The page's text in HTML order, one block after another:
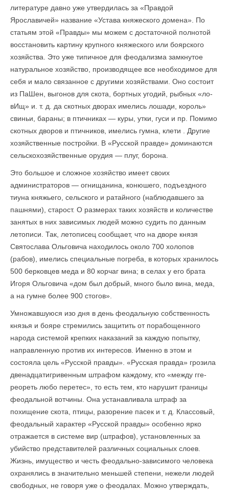
литературе давно уже утвердилась за «Правдой
Ярославичей» название «Устава княжеского домена». По
статьям этой «Правды» мы можем с достаточной полнотой
восстановить картину крупного княжеского или боярского
хозяйства. Это уже типичное для феодализма замкнутое
натуральное хозяйство, производящее все необходимое для
себя и мало связанное с другими хозяйствами. Оно состоит
из ПаШен, выгонов для скота, бортных угодий, рыбных «ло-
вИщ» и. т. д. да скотных дворах имелись лошади, король»
свиньи, бараны; в птичниках — куры, утки, гуси и пр. Помимо
скотных дворов и птичников, имелись гумна, клети . Другие
хозяйственные постройки. В «Русской правде» доминаются
сельскохозяйственные орудия — плуг, борона.
Это большое и сложное хозяйство имеет своих
администраторов — огнищанина, конюшего, подъездного
тиуна княжьего, сельского и ратайного (наблюдавшего за
пашнями), старост. О размерах таких хозяйств и количестве
занятых в них зависимых людей можно судить по данным
летописи. Так, летописец сообщает, что на дворе князя
Святослава Ольговича находилось около 700 холопов
(рабов), имелись специальные погреба, в которых хранилось
500 берковцев меда и 80 корчаг вина; в селах у его брата
Игоря Ольговича «дом был добрый, много было вина, меда,
а на гумне более 900 стогов».
Умножавшуюся изо дня в день феодальную собственность
князья и бояре стремились защитить от порабощенного
народа системой крепких наказаний за каждую попытку,
направленную против их интересов. Именно в этом и
состояла цель «Русской правды». «Русская правда» грозила
двенадцатигривенным штрафом каждому, кто «между гге-
реореть любо перетес», то есть тем, кто нарушит грани­цы
феодальной вотчины. Она устанавливала штраф за
похищение скота, птицы, разорение пасек и т. д. Классовый,
феодальный характер «Русской правды» особенно ярко
отражается в системе вир (штрафов), установленных за
убийство представителей различных социальных слоев.
Жизнь, имущество и честь феодально-зависимого человека
охранялись в значительно меньшей степени, нежели людей
свободных, не говоря уже о феодалах. Можно утверждать,